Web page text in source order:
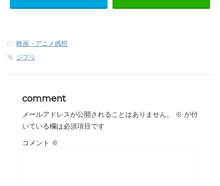
-映画・アニメ感想
-ジブリ
comment
メールアドレスが公開されることはありません。 ※ が付
いている欄は必須項目です
コメント ※